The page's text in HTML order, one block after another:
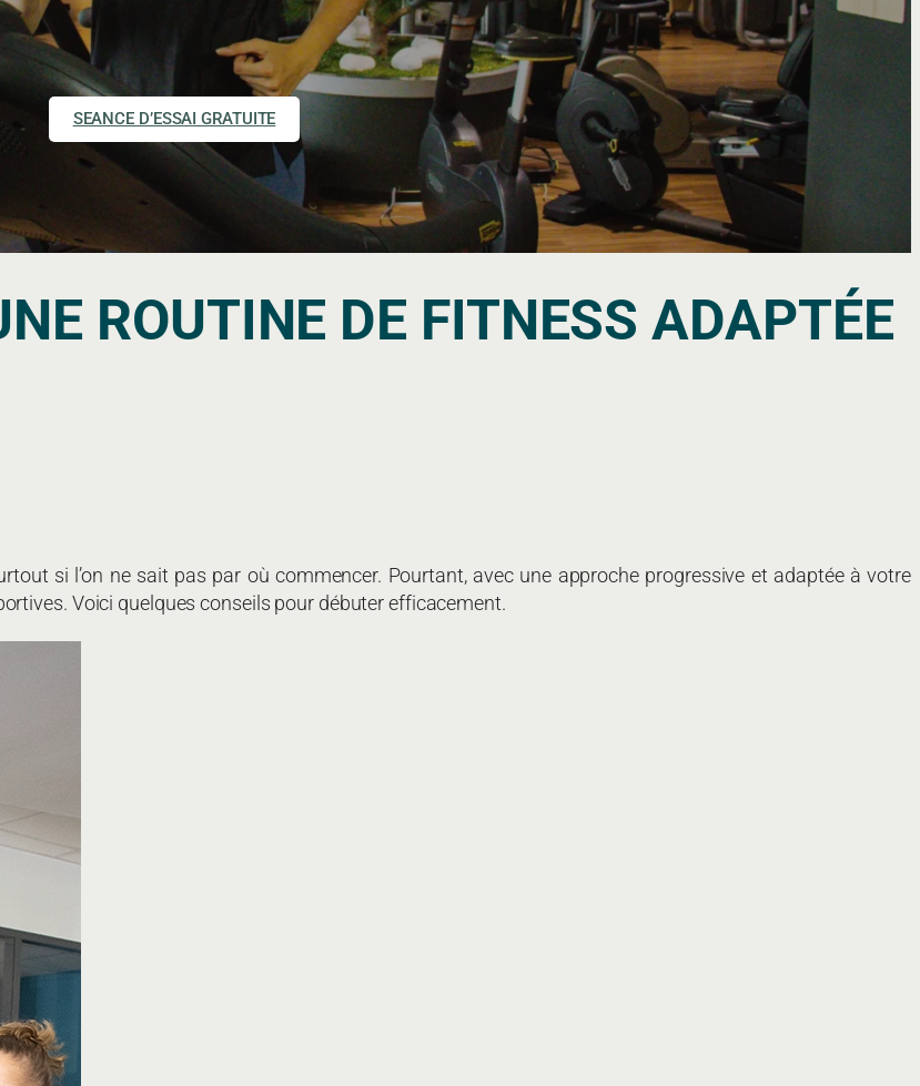
SEANCE D’ESSAI GRATUITE
ROUTINE DE FITNESS ADAPTÉE
si l’on ne sait pas par où commencer. Pourtant, avec une approche progressive et adaptée à votre
Voici quelques conseils pour débuter efficacement.